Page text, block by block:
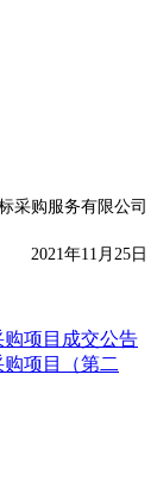
采购服务有限公司
2021年11 月 25 日
项目成交公告
项目（第二